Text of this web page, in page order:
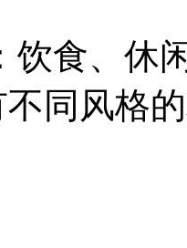
饮食、休
不同风格